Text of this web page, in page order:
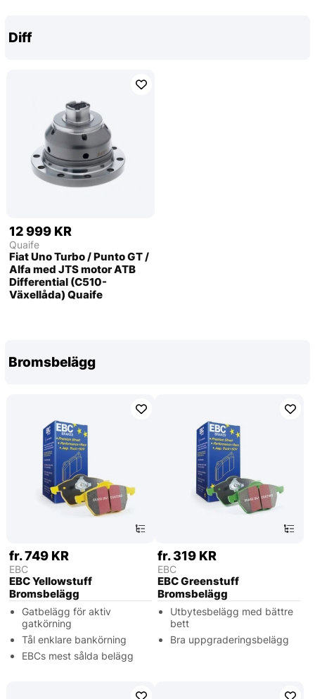
Diff
12 999 KR
Quaife
Fiat Uno Turbo / Punto GT /
Alfa med JTS motor ATB
Differential (C510-
Växellåda) Quaife
Bromsbelägg
fr. 749 KR
EBC
EBC Yellowstuff
Bromsbelägg
Gatbelägg för aktiv
gatkörning
Tål enklare bankörning
EBCs mest sålda belägg
fr. 319 KR
EBC
EBC Greenstuff
Bromsbelägg
Utbytesbelägg med bättre
bett
Bra uppgraderingsbelägg